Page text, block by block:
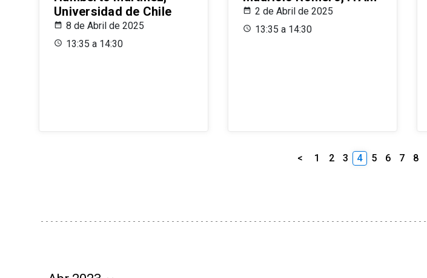
Universidad de Chile
8 de Abril de 2025
13:35 a 14:30
2 de Abril de 2025
13:35 a 14:30
< 1 2 3 4 5 6 7 8